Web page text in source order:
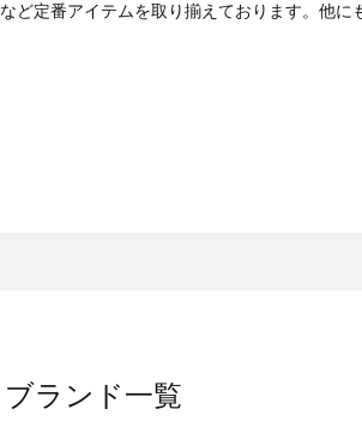
など定番アイテムを取り揃えております。他に
ブランド一覧